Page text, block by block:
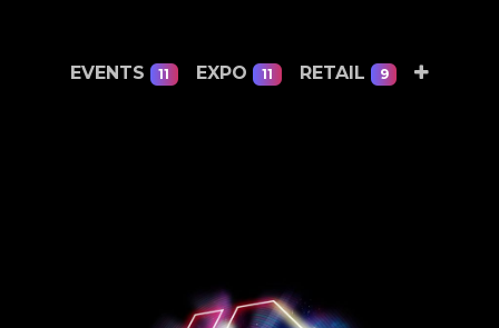
EVENTS 11 EXPO 11 RETAIL 9